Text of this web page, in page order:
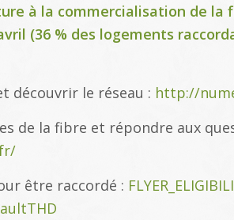
à la commercialisation de la
(36 % des logements
découvrir le réseau : http://
de la fibre et répondre aux
être raccordé :